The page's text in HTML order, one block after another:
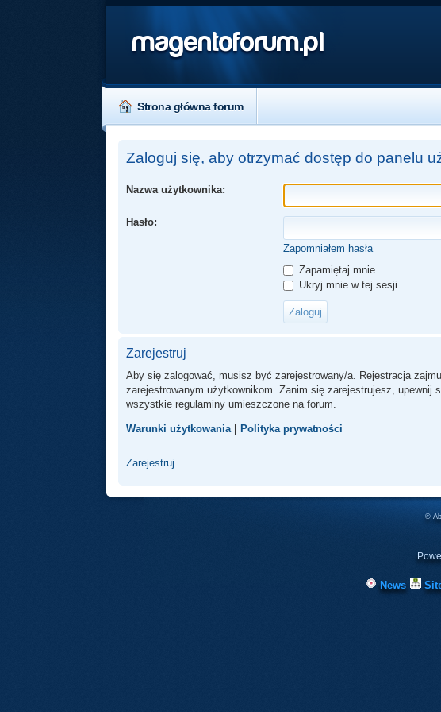
magentoforum.pl
Strona główna forum
Zaloguj się, aby otrzymać dostęp do panelu
Nazwa użytkownika:
Hasło:
Zapomniałem hasła
Zapamiętaj mnie
Ukryj mnie w tej sesji
Zarejestruj
Aby się zalogować, musisz być zarejestrowany/a. Rejestracja
zarejestrowanym użytkownikom. Zanim się zarejestrujesz,
wszystkie regulaminy umieszczone na forum.
Warunki użytkowania Polityka prywatności
Zarejestruj
©
News